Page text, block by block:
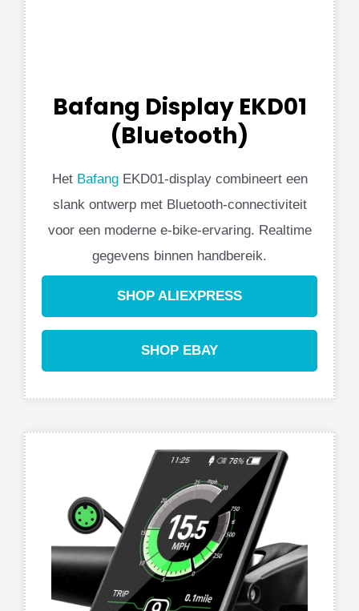
Bafang Display EKD01
(Bluetooth)
Het BafangEKD01-display combineert een
slank ontwerp met Bluetooth-connectiviteit
voor een moderne e-bike-ervaring. Realtime
gegevens binnen handbereik.
SHOP ALIEXPRESS
SHOP EBAY